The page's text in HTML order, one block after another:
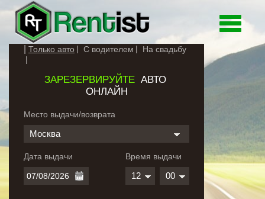
Toggle
Только авто С водителем На свадьбу
ЗАРЕЗЕРВИРУЙТЕАВТО
ОНЛАЙН
Место выдачи/возврата
Москва
Дата выдачи Время выдачи
12 00